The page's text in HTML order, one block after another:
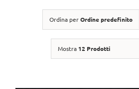
Ordina perOrdine predefinito
Mostra 12 Prodotti